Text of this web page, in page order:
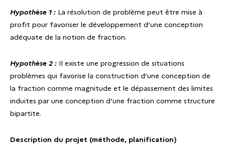
Hypothèse 1 : La résolution de problème peut être mise à
profit pour favoriser le développement d’une conception
adéquate de la notion de fraction.
Hypothèse 2 : Il existe une progression de situations
problèmes qui favorise la construction d’une conception de
la fraction comme magnitude et le dépassement des limites
induites par une conception d’une fraction comme structure
bipartite.
Description du projet (méthode, planification)